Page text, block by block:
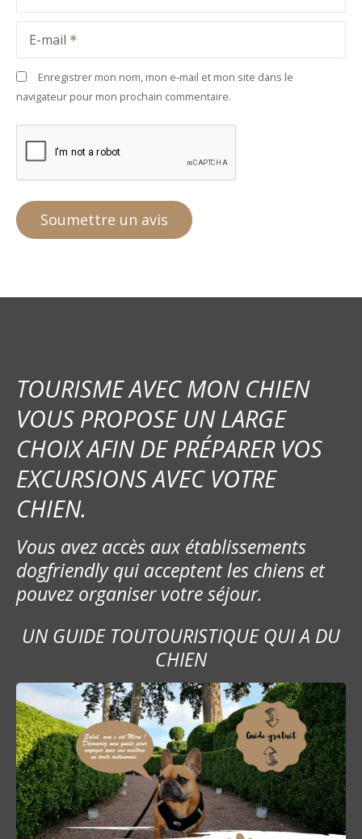
E-mail
Enregistrer mon nom, mon e-mail et mon site dans le
navigateur pour mon prochain commentaire.
TOURISME AVEC MON CHIEN
VOUS PROPOSE UN LARGE
CHOIX AFIN DE PRÉPARER VOS
EXCURSIONS AVEC VOTRE
CHIEN.
Vous avez accès aux établissements
dogfriendly qui acceptent les chiens et
pouvez organiser votre séjour.
UN GUIDE TOUTOURISTIQUE QUI A DU
CHIEN